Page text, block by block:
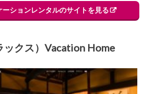
ーションレンタルのサイトを見る
ックス）Vacation Home